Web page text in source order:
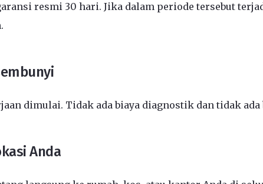
resmi 30 hari. Jika dalam periode tersebut
dimulai. Tidak ada biaya diagnostik dan tidak
Anda